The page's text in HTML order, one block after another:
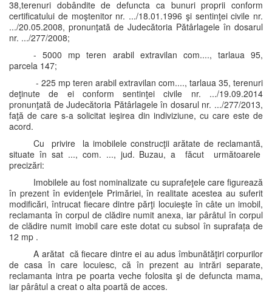
38,terenuri dobândite de defuncta ca bunuri proprii conform
certificatului de moştenitor nr. .../18.01.1996 şi sentinţei civile nr.
.../20.05.2008, pronunţată de Judecătoria Pătârlagele în dosarul
nr. .../277/2008;
- 5000 mp teren arabil extravilan com...., tarlaua 95,
parcela 147;
- 225 mp teren arabil extravilan com...., tarlaua 35, terenuri
deţinute de ei conform sentinţei civile nr. .../19.09.2014
pronunţată de Judecătoria Pătârlagele în dosarul nr. .../277/2013,
faţă de care s-a solicitat ieşirea din indiviziune, cu care este de
acord.
Cu privire la imobilele construcţii arătate de reclamantă,
situate în sat ..., com. ..., jud. Buzau, a făcut următoarele
precizări:
Imobilele au fost nominalizate cu suprafeţele care figurează
în prezent în evidenţele Primăriei, în realitate acestea au suferit
modificări, întrucat fiecare dintre părţi locuieşte în câte un imobil,
reclamanta în corpul de clădire numit anexa, iar pârâtul în corpul
de clădire numit imobil care este dotat cu subsol în suprafața de
12 mp .
A arătat că fiecare dintre ei au adus îmbunătăţiri corpurilor
de casa în care locuiesc, că în prezent au intrări separate,
reclamanta intra pe poarta veche folosita şi de defuncta mama,
iar pârâtul a creat o alta poartă de acces.